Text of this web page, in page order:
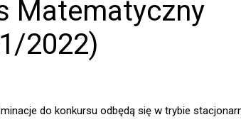
Matematyczny
2022)
do konkursu odbędą się w trybie